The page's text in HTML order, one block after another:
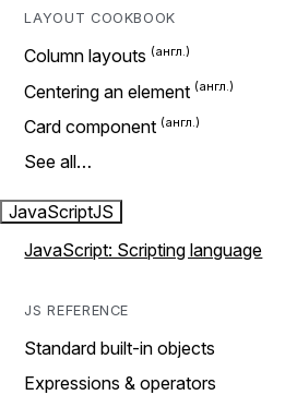
LAYOUT COOKBOOK
Column layouts
Centering an element
Card component
See all…
JavaScriptJS
JavaScript: Scripting language
JS REFERENCE
Standard built-in objects
Expressions & operators